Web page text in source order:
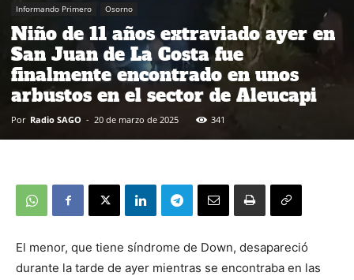
Informando Primero Osorno
Niño de 11 años extraviado ayer en
San Juan de La Costa fue
finalmente encontrado en unos
arbustos en el sector de Aleucapi
Por Radio SAGO - 20 de marzo de 2025 341
El menor, que tiene síndrome de Down, desapareció
durante la tarde de ayer mientras se encontraba en las